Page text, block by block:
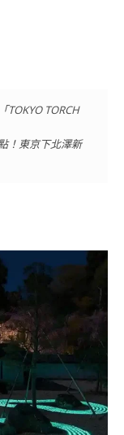
TOKYO TORCH
！東京下北澤新